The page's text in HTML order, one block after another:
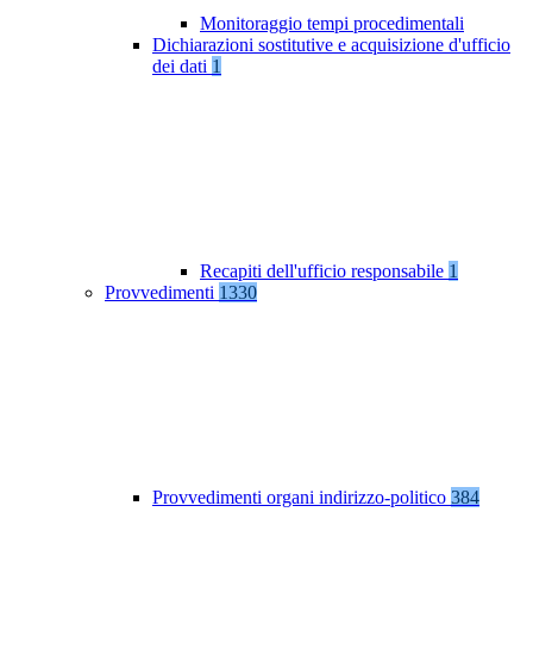
Monitoraggio tempi procedimentali
Dichiarazioni sostitutive e acquisizione d'ufficio
dei dati 1
Recapiti dell'ufficio responsabile 1
Provvedimenti 1330
Provvedimenti organi indirizzo-politico 384